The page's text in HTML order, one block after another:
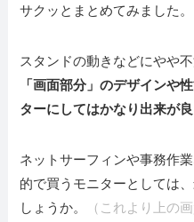
サクッとまとめてみました。
スタンドの動きなどにやや
「画面部分」のデザインや
ターにしてはかなり出来が
ネットサーフィンや事務作
的で買うモニターとしては
しょうか。
（これより上の